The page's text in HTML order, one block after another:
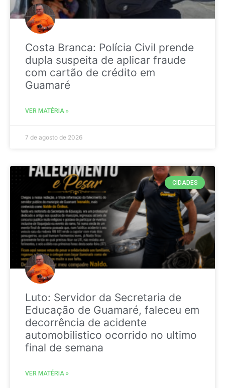
Costa Branca: Polícia Civil prende
dupla suspeita de aplicar fraude
com cartão de crédito em
Guamaré
VER MATÉRIA »
7 de agosto de 2026
CIDADES
Luto: Servidor da Secretaria de
Educação de Guamaré, faleceu em
decorrência de acidente
automobilistico ocorrido no ultimo
final de semana
VER MATÉRIA »